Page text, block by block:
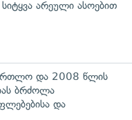
არეული ასოებით
და 2008 წლის
ბრძოლა
და